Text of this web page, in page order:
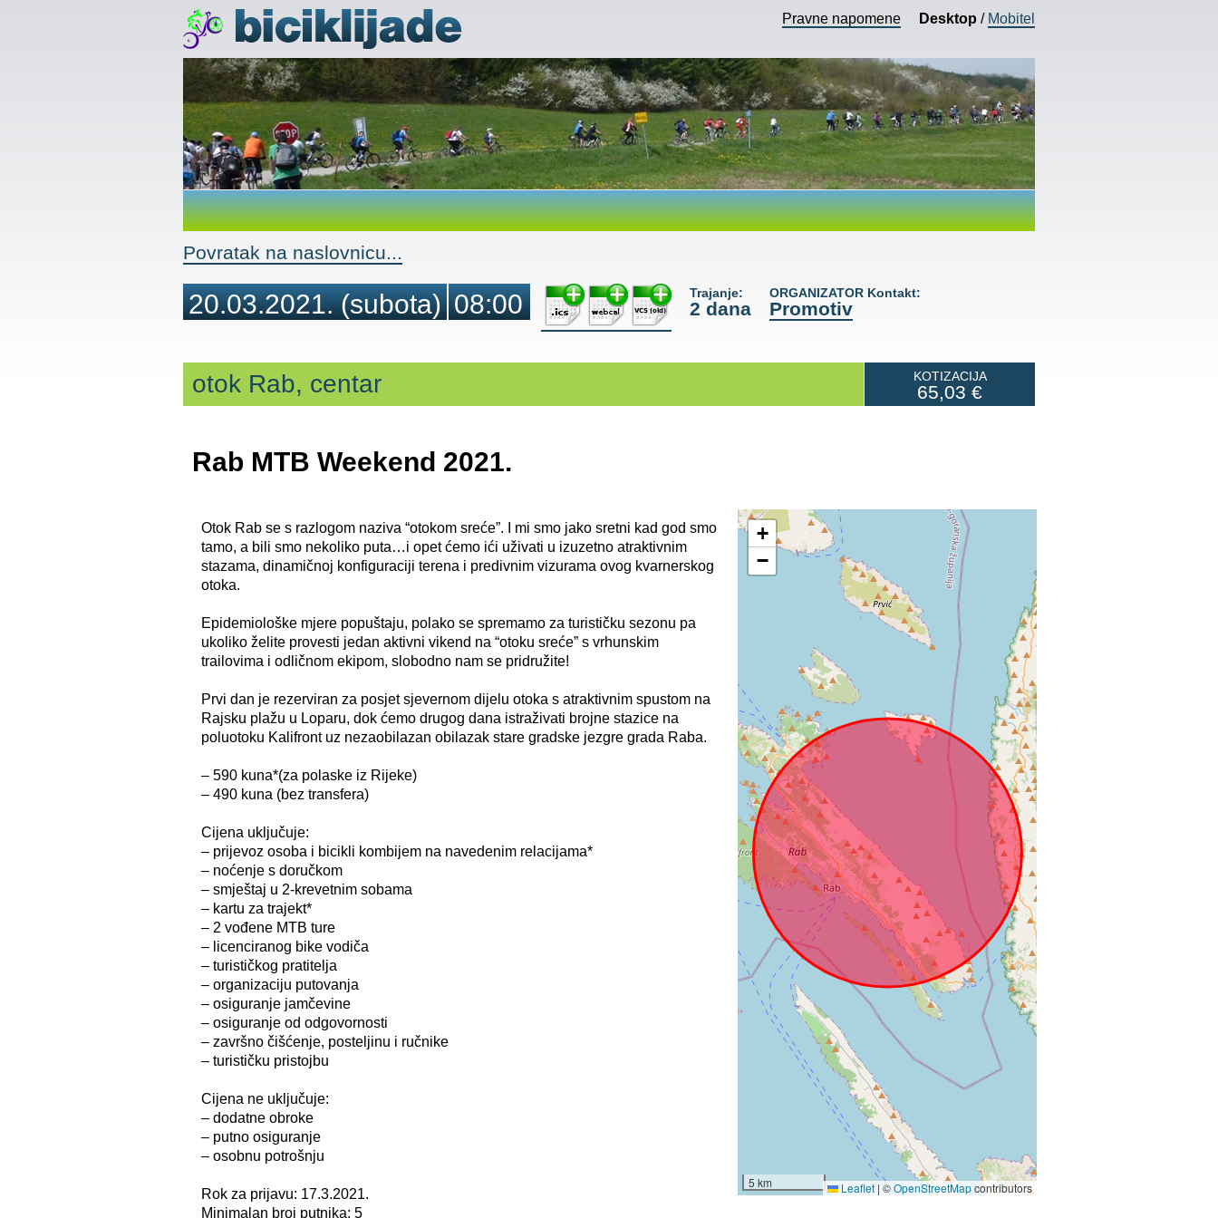
Pravne napomene Desktop / Mobitel
Povratak na naslovnicu...
20.03.2021.(subota) 08:00 Trajanje:
2 dana
ORGANIZATOR Kontakt:
Promotiv
otok Rab, centar KOTIZACIJA
65,03 €
Rab MTB Weekend 2021.
Otok Rab se s razlogom naziva “otokom sreće”. I mi smo jako sretni kad god smo
tamo, a bili smo nekoliko puta…i opet ćemo ići uživati u izuzetno atraktivnim
stazama, dinamičnoj konfiguraciji terena i predivnim vizurama ovog kvarnerskog
otoka.
Epidemiološke mjere popuštaju, polako se spremamo za turističku sezonu pa
ukoliko želite provesti jedan aktivni vikend na “otoku sreće” s vrhunskim
trailovima i odličnom ekipom, slobodno nam se pridružite!
Prvi dan je rezerviran za posjet sjevernom dijelu otoka s atraktivnim spustom na
Rajsku plažu u Loparu, dok ćemo drugog dana istraživati brojne stazice na
poluotoku Kalifront uz nezaobilazan obilazak stare gradske jezgre grada Raba.
– 590 kuna*(za polaske iz Rijeke)
– 490 kuna (bez transfera)
Cijena uključuje:
– prijevoz osoba i bicikli kombijem na navedenim relacijama*
– noćenje s doručkom
– smještaj u 2-krevetnim sobama
– kartu za trajekt*
– 2 vođene MTB ture
– licenciranog bike vodiča
– turističkog pratitelja
– organizaciju putovanja
– osiguranje jamčevine
– osiguranje od odgovornosti
– završno čišćenje, posteljinu i ručnike
– turističku pristojbu
Cijena ne uključuje:
– dodatne obroke
– putno osiguranje
– osobnu potrošnju
Rok za prijavu: 17.3.2021.
Minimalan broj putnika: 5
+
−
5 km Leaflet | ©OpenStreetMapcontributors